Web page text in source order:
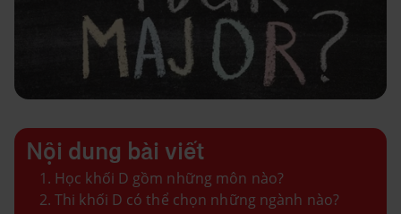
Nội dung bài viết
Học khối D gồm những môn nào?
Thi khối D có thể chọn những ngành nào?